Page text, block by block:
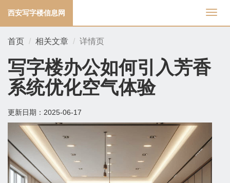
切
换
西安写字楼信息网
首页 相关文章 详情页
写字楼办公如何引入芳香
系统优化空气体验
更新日期： 2025-06-17